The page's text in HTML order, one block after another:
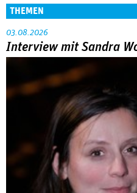
THEMEN
03.08.2026
Interview mit Sandra